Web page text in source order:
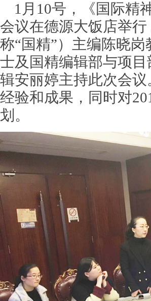
1月10号，《国际精
会议在德源大饭店举
称“国精”）主编陈晓
士及国精编辑部与项
辑安丽婷主持此次会
经验和成果，同时对
划。